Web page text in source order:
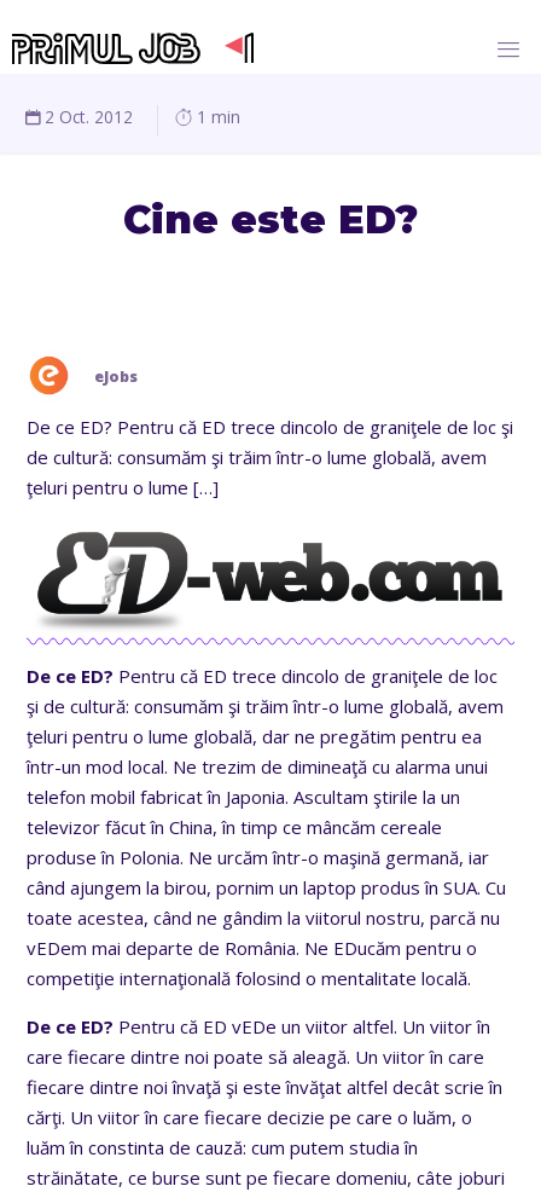
2 Oct. 2012 1 min
Cine este ED?
eJobs
De ce ED? Pentru că ED trece dincolo de graniţele de loc şi
de cultură: consumăm şi trăim într-o lume globală, avem
ţeluri pentru o lume […]
De ce ED? Pentru că ED trece dincolo de graniţele de loc
şi de cultură: consumăm şi trăim într-o lume globală, avem
ţeluri pentru o lume globală, dar ne pregătim pentru ea
într-un mod local. Ne trezim de dimineaţă cu alarma unui
telefon mobil fabricat în Japonia. Ascultam ştirile la un
televizor făcut în China, în timp ce mâncăm cereale
produse în Polonia. Ne urcăm într-o maşină germană, iar
când ajungem la birou, pornim un laptop produs în SUA. Cu
toate acestea, când ne gândim la viitorul nostru, parcă nu
vEDem mai departe de România. Ne EDucăm pentru o
competiţie internaţională folosind o mentalitate locală.
De ce ED? Pentru că ED vEDe un viitor altfel. Un viitor în
care fiecare dintre noi poate să aleagă. Un viitor în care
fiecare dintre noi învaţă şi este învăţat altfel decât scrie în
cărţi. Un viitor în care fiecare decizie pe care o luăm, o
luăm în constinta de cauză: cum putem studia în
străinătate, ce burse sunt pe fiecare domeniu, câte joburi